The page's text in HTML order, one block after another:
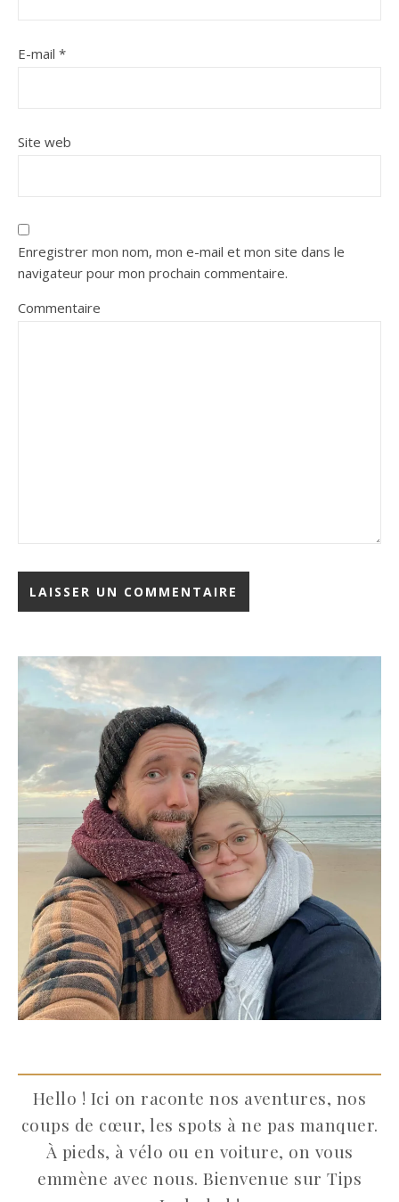
E-mail *
Site web
Enregistrer mon nom, mon e-mail et mon site dans le
navigateur pour mon prochain commentaire.
Commentaire
Hello ! Ici on raconte nos aventures, nos
coups de cœur, les spots à ne pas manquer.
À pieds, à vélo ou en voiture, on vous
emmène avec nous. Bienvenue sur Tips